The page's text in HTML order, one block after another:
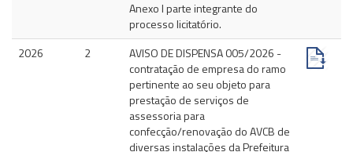
Anexo I parte integrante do
processo licitatório.
2026
2
AVISO DE DISPENSA 005/2026 -
contratação de empresa do ramo
pertinente ao seu objeto para
prestação de serviços de
assessoria para
confecção/renovação do AVCB de
diversas instalações da Prefeitura